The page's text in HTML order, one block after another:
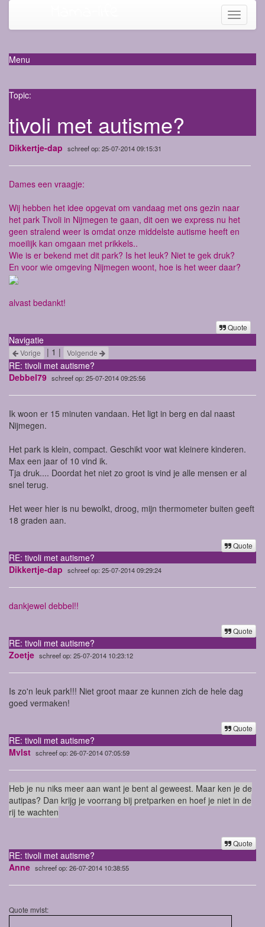
Toggle
Menu
Topic:
tivoli met autisme?
Dikkertje-dap schreef op: 25-07-2014 09:15:31
Dames een vraagje:
Wij hebben het idee opgevat om vandaag met ons gezin naar
het park Tivoli in Nijmegen te gaan, dit oen we express nu het
geen stralend weer is omdat onze middelste autisme heeft en
moeilijk kan omgaan met prikkels..
Wie is er bekend met dit park? Is het leuk? Niet te gek druk?
En voor wie omgeving Nijmegen woont, hoe is het weer daar?
alvast bedankt!
Quote
Navigatie
Vorige | 1 | Volgende
RE: tivoli met autisme?
Debbel79 schreef op: 25-07-2014 09:25:56
Ik woon er 15 minuten vandaan. Het ligt in berg en dal naast
Nijmegen.
Het park is klein, compact. Geschikt voor wat kleinere kinderen.
Max een jaar of 10 vind ik.
Tja druk.... Doordat het niet zo groot is vind je alle mensen er al
snel terug.
Het weer hier is nu bewolkt, droog, mijn thermometer buiten geeft
18 graden aan.
Quote
RE: tivoli met autisme?
Dikkertje-dap schreef op: 25-07-2014 09:29:24
dankjewel debbel!!
Quote
RE: tivoli met autisme?
Zoetje schreef op: 25-07-2014 10:23:12
Is zo'n leuk park!!! Niet groot maar ze kunnen zich de hele dag
goed vermaken!
Quote
RE: tivoli met autisme?
Mvlst schreef op: 26-07-2014 07:05:59
Heb je nu niks meer aan want je bent al geweest. Maar ken je de
autipas? Dan krijg je voorrang bij pretparken en hoef je niet in de
rij te wachten
Quote
RE: tivoli met autisme?
Anne schreef op: 26-07-2014 10:38:55
Quote mvlst: